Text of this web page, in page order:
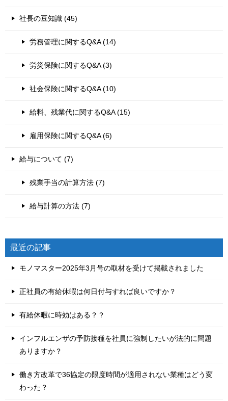
社長の豆知識 (45)
労務管理に関するQ&A (14)
労災保険に関するQ&A (3)
社会保険に関するQ&A (10)
給料、残業代に関するQ&A (15)
雇用保険に関するQ&A (6)
給与について (7)
残業手当の計算方法 (7)
給与計算の方法 (7)
最近の記事
モノマスター2025年3月号の取材を受けて掲載されました
正社員の有給休暇は何日付与すれば良いですか？
有給休暇に時効はある？？
インフルエンザの予防接種を社員に強制したいが法的に問題
ありますか？
働き方改革で36協定の限度時間が適用されない業種はどう変
わった？